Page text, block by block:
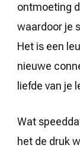
ontmoeting
waardoor je
Het is een
nieuwe
liefde van je
Wat
het de druk